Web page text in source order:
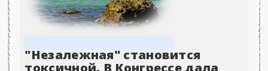
"Незалежная" становится